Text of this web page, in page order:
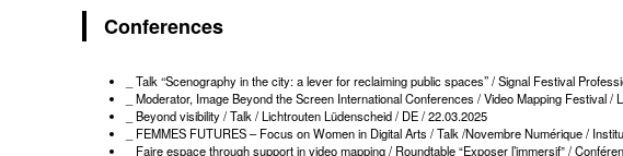
Conferences
_ Talk ‘‘Scenography in the city: a lever for reclaiming public spaces’’ / Signal Festival
_ Moderator, Image Beyond the Screen International Conferences / Video Mapping Festival /
_ Beyond visibility / Talk / Lichtrouten Lüdenscheid / DE / 22.03.2025
_ FEMMES FUTURES – Focus on Women in Digital Arts / Talk /Novembre Numérique /
_ Faire espace through support in video mapping / Roundtable “Exposer l’immersif” /